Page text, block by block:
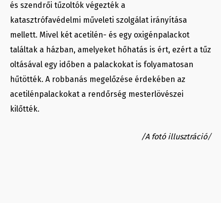
és szendrői tűzoltók végezték a
katasztrófavédelmi műveleti szolgálat irányítása
mellett. Mivel két acetilén- és egy oxigénpalackot
találtak a házban, amelyeket hőhatás is ért, ezért a tűz
oltásával egy időben a palackokat is folyamatosan
hűtötték. A robbanás megelőzése érdekében az
acetilénpalackokat a rendőrség mesterlövészei
kilőtték.
/A fotó illusztráció/